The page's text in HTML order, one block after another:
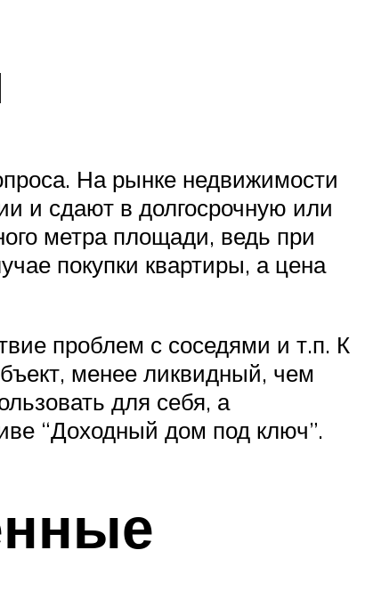
На рынке недвижимости
и сдают в долгосрочную или
метра площади, ведь при
покупки квартиры, а цена
проблем с соседями и т.п. К
менее ликвидный, чем
для себя, а
“Доходный дом под ключ”.